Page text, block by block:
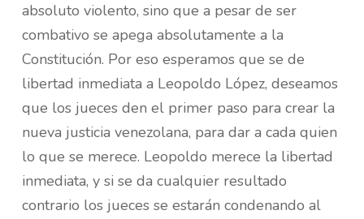
absoluto violento, sino que a pesar de ser
combativo se apega absolutamente a la
Constitución. Por eso esperamos que se de
libertad inmediata a Leopoldo López, deseamos
que los jueces den el primer paso para crear la
nueva justicia venezolana, para dar a cada quien
lo que se merece. Leopoldo merece la libertad
inmediata, y si se da cualquier resultado
contrario los jueces se estarán condenando al